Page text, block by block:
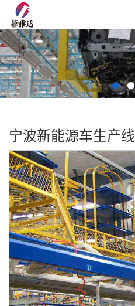
宁波新能源车生产线